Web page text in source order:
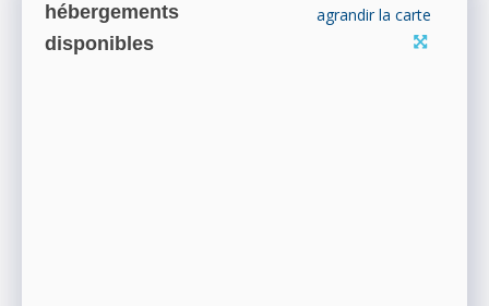
hébergements
disponibles
agrandir la carte